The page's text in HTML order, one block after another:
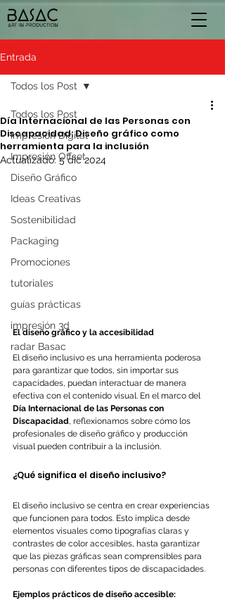
Entrada
Todos los Post
Impresión Digital
Impresión Offset
Diseño Gráfico
Ideas Creativas
Sostenibilidad
Packaging
Promociones
tutoriales
guías prácticas
impresión 3d
radar Basac
Todos los Post
Día Internacional de las Personas con
Discapacidad: Diseño gráfico como
herramienta para la inclusión
Actualizado:5 dic 2024
El diseño gráfico y la accesibilidad
El diseño inclusivo es una herramienta poderosa
para garantizar que todos, sin importar sus
capacidades, puedan interactuar de manera
efectiva con el contenido visual. En el marco del
Día Internacional de las Personas con
Discapacidad, reflexionamos sobre cómo los
profesionales de diseño gráfico y producción
visual pueden contribuir a la inclusión.
¿Qué significa el diseño inclusivo?
El diseño inclusivo se centra en crear experiencias
que funcionen para todos. Esto implica desde
elementos visuales como tipografías claras y
contrastes de color accesibles, hasta garantizar
que las piezas gráficas sean comprensibles para
personas con diferentes tipos de discapacidades.
Ejemplos prácticos de diseño accesible: